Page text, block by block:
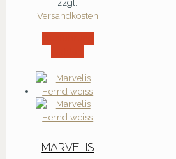
zzgl.
Versandkosten
MARVELIS